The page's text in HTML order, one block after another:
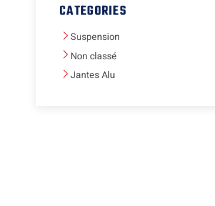
CATEGORIES
Suspension
Non classé
Jantes Alu